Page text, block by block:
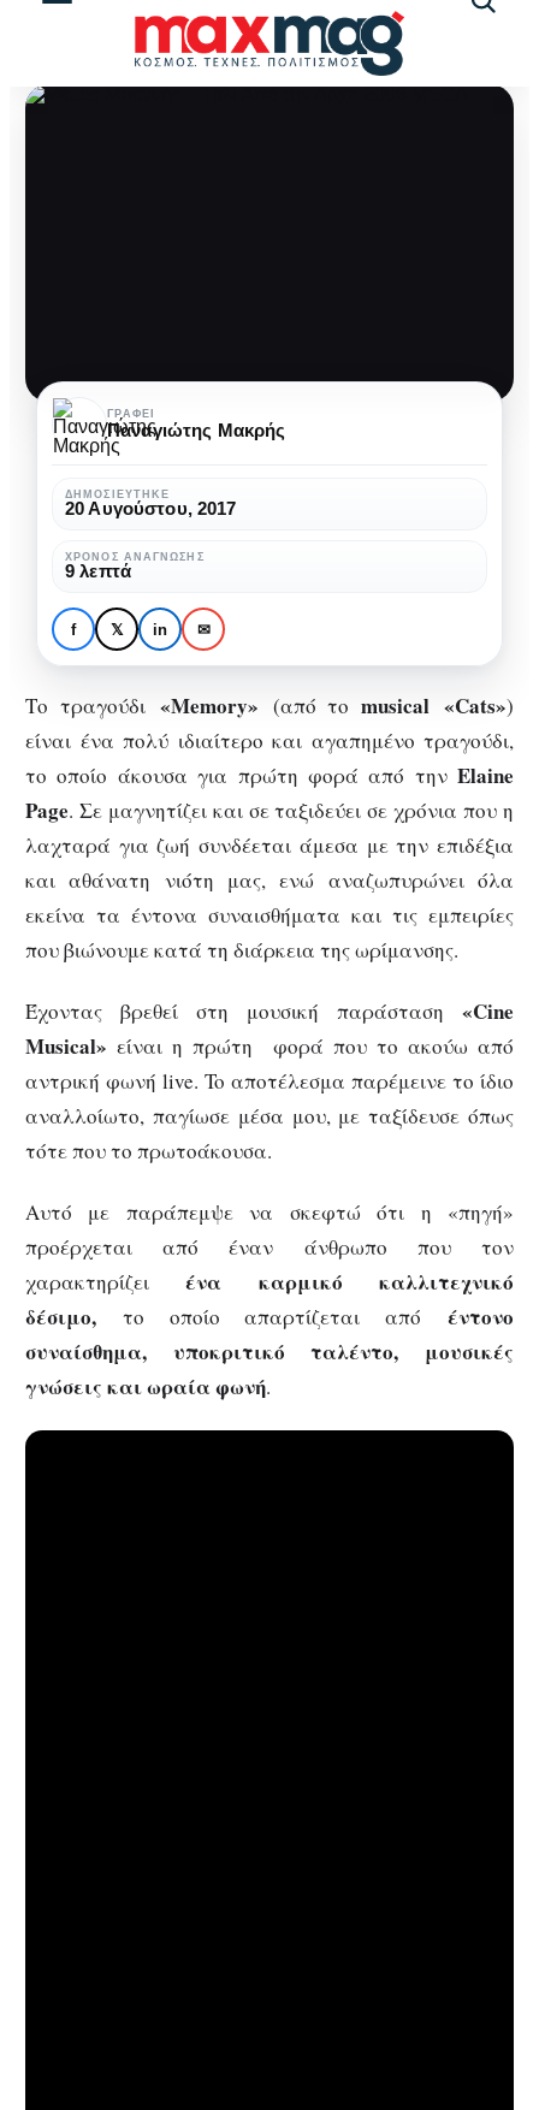
ΑΦΙΕΡΏΜΑΤΑ ΚΑΛΛΙΤΈΧΝΕΣ
Μέμος Μπεγνής: 20
χρόνια δεν είναι ένα
συνηθισμένο όνειρο
Μέμος
Μπεγνής:
χρόνια
δεν
είναι
ένα
συνηθισμένο
ΓΡΆΦΕΙ
Παναγιώτης Μακρής
ΔΗΜΟΣΙΕΎΤΗΚΕ
20 Αυγούστου, 2017
ΧΡΌΝΟΣ ΑΝΆΓΝΩΣΗΣ
9 λεπτά
f 𝕏 in ✉
Το τραγούδι«Memory» (από τοmusical«Cats»)
είναι ένα πολύ ιδιαίτερο και αγαπημένο τραγούδι,
το οποίο άκουσα για πρώτη φορά από την Elaine
Page. Σε μαγνητίζει και σε ταξιδεύει σε χρόνια που η
λαχταρά για ζωή συνδέεται άμεσα με την επιδέξια
και αθάνατη νιότη μας, ενώ αναζωπυρώνει όλα
εκείνα τα έντονα συναισθήματα και τις εμπειρίες
που βιώνουμε κατά τη διάρκεια της ωρίμανσης.
Έχοντας βρεθεί στη μουσική παράσταση «Cine
Musical» είναι η πρώτη φορά που το ακούω από
αντρική φωνή live. To αποτέλεσμα παρέμεινε το ίδιο
αναλλοίωτο, παγίωσε μέσα μου, με ταξίδευσε όπως
τότε που το πρωτοάκουσα.
Αυτό με παράπεμψε να σκεφτώ ότι η «πηγή»
προέρχεται από έναν άνθρωπο που τον
χαρακτηρίζειένα καρμικό καλλιτεχνικό
δέσιμο, το οποίο απαρτίζεται από έντονο
συναίσθημα, υποκριτικό ταλέντο, μουσικές
γνώσεις και ωραία φωνή.